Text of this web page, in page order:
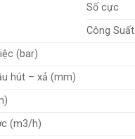
Số cực
Công Suất
(bar)
hút – xả (mm)
(m3/h)